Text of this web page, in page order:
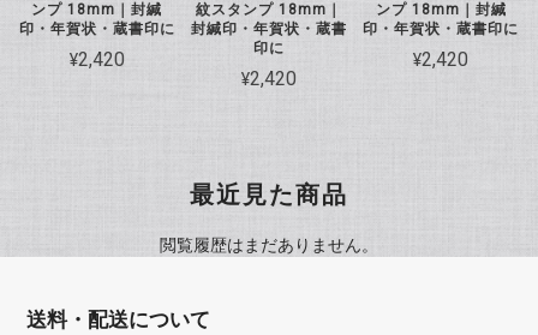
ンプ 18mm｜封緘
印・年賀状・蔵書印に
¥2,420
紋スタンプ 18mm｜
封緘印・年賀状・蔵書
印に
¥2,420
ンプ 18mm｜封緘
印・年賀状・蔵書印に
¥2,420
最近見た商品
閲覧履歴はまだありません。
送料・配送について